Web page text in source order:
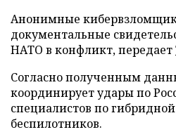
Анонимные
документальные
НАТО в конфликт, передает
Согласно полученным
координирует удары по
специалистов по
беспилотников.